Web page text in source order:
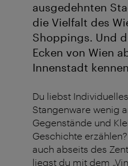
ausgedehnten
die Vielfalt des
Shoppings. Und
Ecken von Wien
Innenstadt
Du liebst
Stangenware wenig
Gegenstände und
Geschichte
auch abseits des
liegst du mit dem